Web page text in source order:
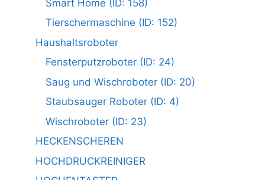
Smart Home (ID: 158)
Tierschermaschine (ID: 152)
Haushaltsroboter
Fensterputzroboter (ID: 24)
Saug und Wischroboter (ID: 20)
Staubsauger Roboter (ID: 4)
Wischroboter (ID: 23)
HECKENSCHEREN
HOCHDRUCKREINIGER